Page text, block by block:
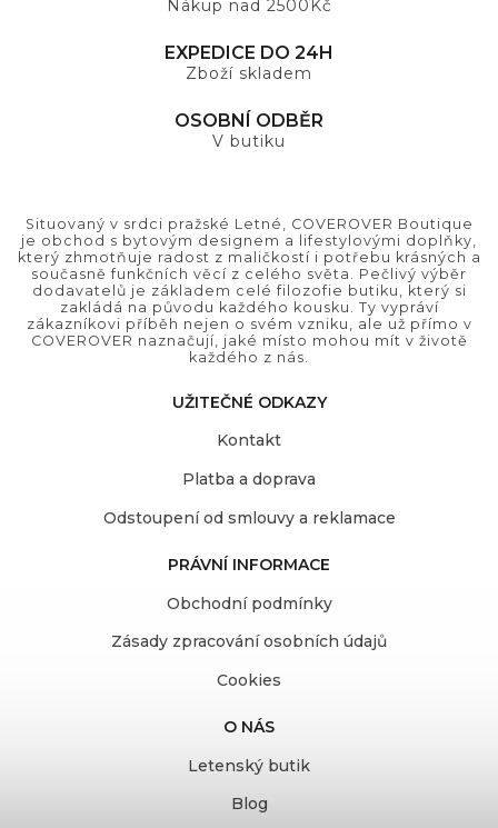
Nákup nad 2500Kč
EXPEDICE DO 24H
Zboží skladem
OSOBNÍ ODBĚR
V butiku
Situovaný v srdci pražské Letné, COVEROVER Boutique
je obchod s bytovým designem a lifestylovými doplňky,
který zhmotňuje radost z maličkostí i potřebu krásných a
současně funkčních věcí z celého světa. Pečlivý výběr
dodavatelů je základem celé filozofie butiku, který si
zakládá na původu každého kousku. Ty vypráví
zákazníkovi příběh nejen o svém vzniku, ale už přímo v
COVEROVER naznačují, jaké místo mohou mít v životě
každého z nás.
UŽITEČNÉ ODKAZY
Kontakt
Platba a doprava
Odstoupení od smlouvy a reklamace
PRÁVNÍ INFORMACE
Obchodní podmínky
Zásady zpracování osobních údajů
Cookies
O NÁS
Letenský butik
Blog